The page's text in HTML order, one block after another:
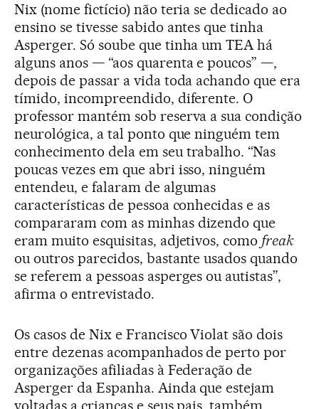
Nix (nome fictício) não teria se dedicado ao
ensino se tivesse sabido antes que tinha
Asperger. Só soube que tinha um TEA há
alguns anos — “aos quarenta e poucos” —,
depois de passar a vida toda achando que era
tímido, incompreendido, diferente. O
professor mantém sob reserva a sua condição
neurológica, a tal ponto que ninguém tem
conhecimento dela em seu trabalho. “Nas
poucas vezes em que abri isso, ninguém
entendeu, e falaram de algumas
características de pessoa conhecidas e as
compararam com as minhas dizendo que
eram muito esquisitas, adjetivos, como freak
ou outros parecidos, bastante usados quando
se referem a pessoas asperges ou autistas”,
afirma o entrevistado.
Os casos de Nix e Francisco Violat são dois
entre dezenas acompanhados de perto por
organizações afiliadas à Federação de
Asperger da Espanha. Ainda que estejam
voltadas a crianças e seus pais, também